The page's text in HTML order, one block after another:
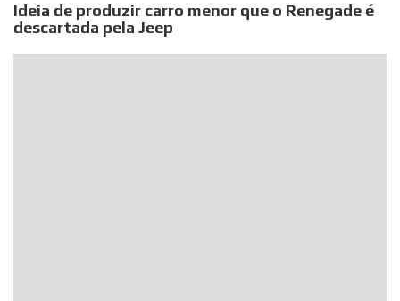
Ideia de produzir carro menor que o Renegade é
descartada pela Jeep